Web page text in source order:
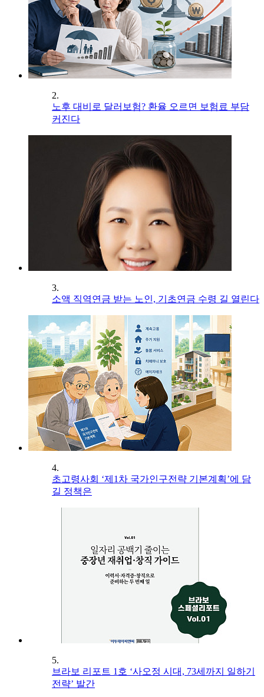
2.
노후 대비로 달러보험? 환율 오르면 보험료 부담
커진다
3.
소액 직역연금 받는 노인, 기초연금 수령 길 열린다
4.
초고령사회 ‘제1차 국가인구전략 기본계획’에 담
길 정책은
5.
브라보 리포트 1호 ‘사오정 시대, 73세까지 일하기
전략’ 발간